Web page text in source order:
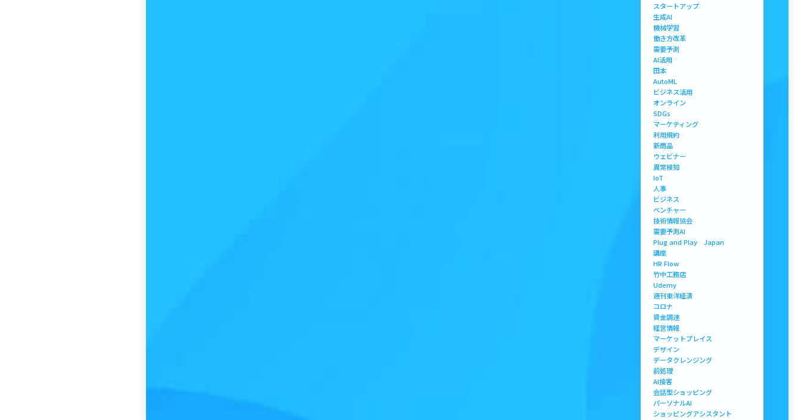
スタートアップ
生成AI
機械学習
働き方改革
需要予測
AI活用
田本
AutoML
ビジネス活用
オンライン
SDGs
マーケティング
利用規約
新商品
ウェビナー
異常検知
IoT
人事
ビジネス
ベンチャー
技術情報協会
需要予測AI
Plug and Play Japan
講座
HR Flow
竹中工務店
Udemy
週刊東洋経済
コロナ
資金調達
経営情報
マーケットプレイス
デザイン
データクレンジング
前処理
AI接客
会話型ショッピング
パーソナルAI
ショッピングアシスタント